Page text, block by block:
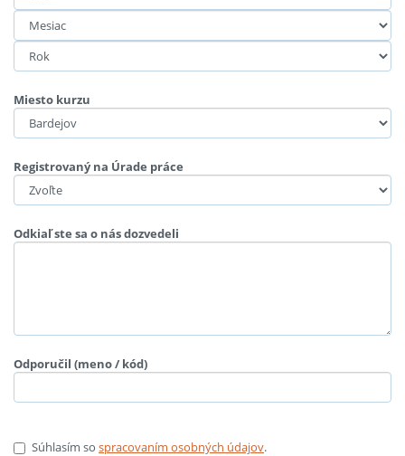
Miesto kurzu
Registrovaný na Úrade práce
Odkiaľ ste sa o nás dozvedeli
Odporučil (meno / kód)
Súhlasím so spracovaním osobných údajov.